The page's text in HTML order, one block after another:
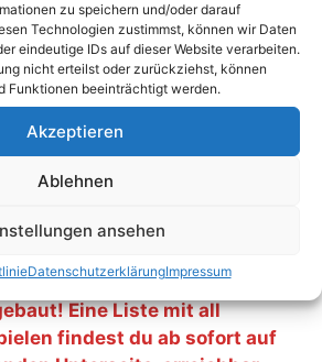
zu speichern und/oder darauf
Technologien zustimmst, können wir Daten
eindeutige IDs auf dieser Website verarbeiten.
nicht erteilst oder zurückziehst, können
Funktionen beeinträchtigt werden.
Akzeptieren
Ablehnen
ansehen
DatenschutzerklärungImpressum
,Blog,Tippspielcorner
,Bobby Charlton,Brasilien,
,Garrincha,Gilmar,
,Viña del Mar
Eine Liste mit all
findest du ab sofort auf